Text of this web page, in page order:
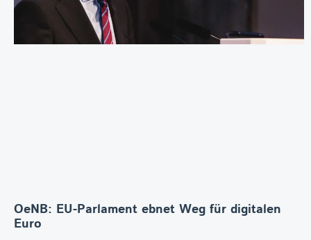
OeNB: EU-Parlament ebnet Weg für digitalen
Euro